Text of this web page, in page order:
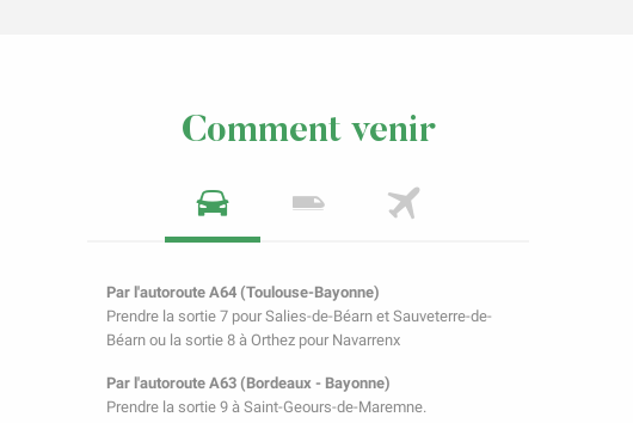
Comment venir
Par l'autoroute A64 (Toulouse-Bayonne)
Prendre la sortie 7 pour Salies-de-Béarn et Sauveterre-de-
Béarn ou la sortie 8 à Orthez pour Navarrenx
Par l'autoroute A63 (Bordeaux - Bayonne)
Prendre la sortie 9 à Saint-Geours-de-Maremne.